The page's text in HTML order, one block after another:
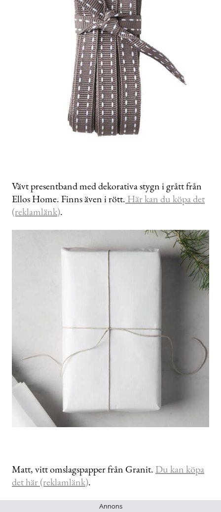
Vävt presentband med dekorativa stygn i grått från
Ellos Home. Finns även i rött. Här kan du köpa det
(reklamlänk).
Matt, vitt omslagspapper från Granit. Du kan köpa
det här (reklamlänk).
Annons